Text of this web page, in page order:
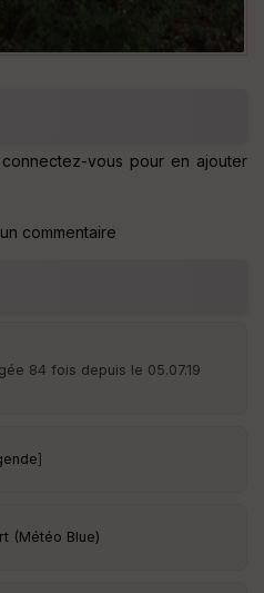
vous pour en ajouter
commentaire
84 fois depuis le 05.07.19
]
(Météo Blue)